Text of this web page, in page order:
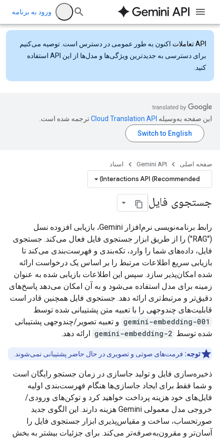
ورود به برنامه
API تعاملات
اکنون به طور عمومی در دسترس است. توصیه می‌کنیم
برای دسترسی به جدیدترین ویژگی‌ها و مدل‌ها از این API استفاده
کنید.
این صفحه به‌وسیله ترجمه شده است.
صفحه اصلی Gemini API اسناد
Interactions API (Recommended)
جستجوی فایل
رابط برنامه‌نویسی نرم‌افزار Gemini، بازیابی افزوده نسل
("RAG") را از طریق ابزار جستجوی فایل فعال می‌کند. جستجوی
فایل، داده‌های شما را وارد، تکه‌بندی و فهرست‌بندی می‌کند تا
بازیابی سریع اطلاعات مرتبط را بر اساس یک درخواست ارائه
شده امکان‌پذیر سازد. سپس این اطلاعات بازیابی شده به عنوان
زمینه برای مدل استفاده می‌شود و به آن امکان می‌دهد پاسخ‌های
دقیق‌تر و مرتبط‌تری ارائه دهد. جستجوی فایل همچنین قادر است
قابلیت‌های چندوجهی را با تعبیه متن پشتیبانی شده توسط
gemini-embedding-001 و تعبیه تصویر/چندوجهی پشتیبانی
شده توسط gemini-embedding-2 ارائه دهد.
توجه: فرمت‌های صوتی و تصویری در حال حاضر پشتیبانی نمی‌شوند.
ذخیره‌سازی فایل و تولید جاسازی در زمان جستجو رایگان است
و شما فقط برای ایجاد جاسازی‌ها هنگام فهرست‌بندی اولیه
فایل‌های خود هزینه پرداخت خواهید کرد و توکن‌های ورودی/
خروجی مدل معمولی Gemini هزینه دارند. این الگوی جدید
صورتحساب، ساخت و مقیاس‌پذیری ابزار جستجوی فایل را
آسان‌تر و مقرون‌به‌صرفه‌تر می‌کند. برای جزئیات بیشتر به بخش